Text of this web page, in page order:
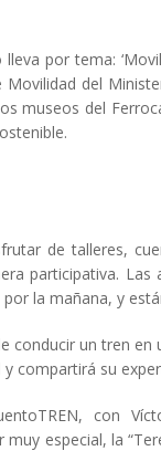
por tema:
del
museos del
de talleres,
participativa.
la mañana, y
conducir un tren
compartirá su
con
especial, la